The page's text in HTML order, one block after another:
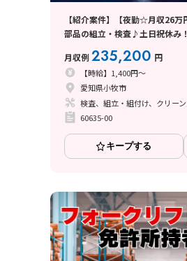
【紹介案件】【夜勤☆月収26
部品の組立・検査♪土日祝休み
月収例235,200 円
【時給】1,400円～
愛知県小牧市
検査、組立・組付け、クリー
60635-00
キープする